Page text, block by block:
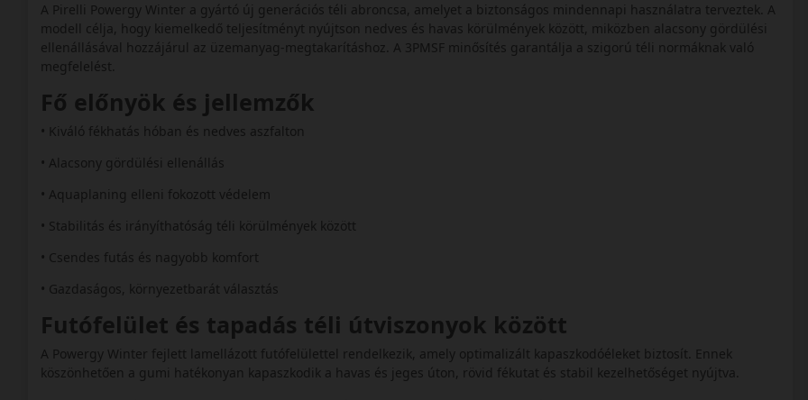
A Pirelli Powergy Winter a gyártó új generációs téli abroncsa, amelyet a biztonságos mindennapi használatra terveztek. A
modell célja, hogy kiemelkedő teljesítményt nyújtson nedves és havas körülmények között, miközben alacsony gördülési
ellenállásával hozzájárul az üzemanyag-megtakarításhoz. A 3PMSF minősítés garantálja a szigorú téli normáknak való
megfelelést.
Fő előnyök és jellemzők
• Kiváló fékhatás hóban és nedves aszfalton
• Alacsony gördülési ellenállás
• Aquaplaning elleni fokozott védelem
• Stabilitás és irányíthatóság téli körülmények között
• Csendes futás és nagyobb komfort
• Gazdaságos, környezetbarát választás
Futófelület és tapadás téli útviszonyok között
A Powergy Winter fejlett lamellázott futófelülettel rendelkezik, amely optimalizált kapaszkodóéleket biztosít. Ennek
köszönhetően a gumi hatékonyan kapaszkodik a havas és jeges úton, rövid fékutat és stabil kezelhetőséget nyújtva.